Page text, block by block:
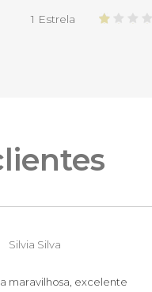
1 Estrela
Silvia Silva
maravilhosa, excelente